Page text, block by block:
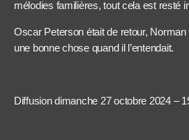
mélodies familières, tout cela est resté
Oscar Peterson était de retour,
une bonne chose quand il l’entendait.
Diffusion dimanche 27 octobre 2024 –